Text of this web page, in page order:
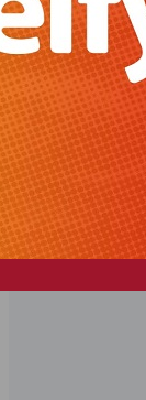
Once
PUBLICIDAD